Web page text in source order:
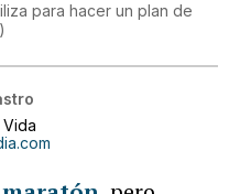
para hacer un plan de
)